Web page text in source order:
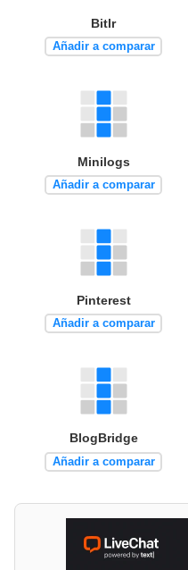
Bitlr
Añadir a comparar
Minilogs
Añadir a comparar
Pinterest
Añadir a comparar
BlogBridge
Añadir a comparar